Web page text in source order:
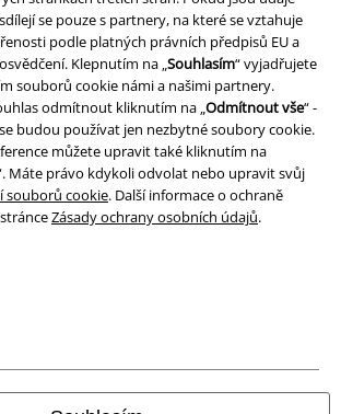
se pouze s partnery, na které se vztahuje
podle platných právních předpisů EU a
Klepnutím na „Souhlasím“ vyjadřujete
souborů cookie námi a našimi partnery.
odmítnout kliknutím na „Odmítnout vše“ -
budou používat jen nezbytné soubory cookie.
můžete upravit také kliknutím na
Máte právo kdykoli odvolat nebo upravit svůj
souborů cookie. Další informace o ochraně
Zásady ochrany osobních údajů.
životního prostředí